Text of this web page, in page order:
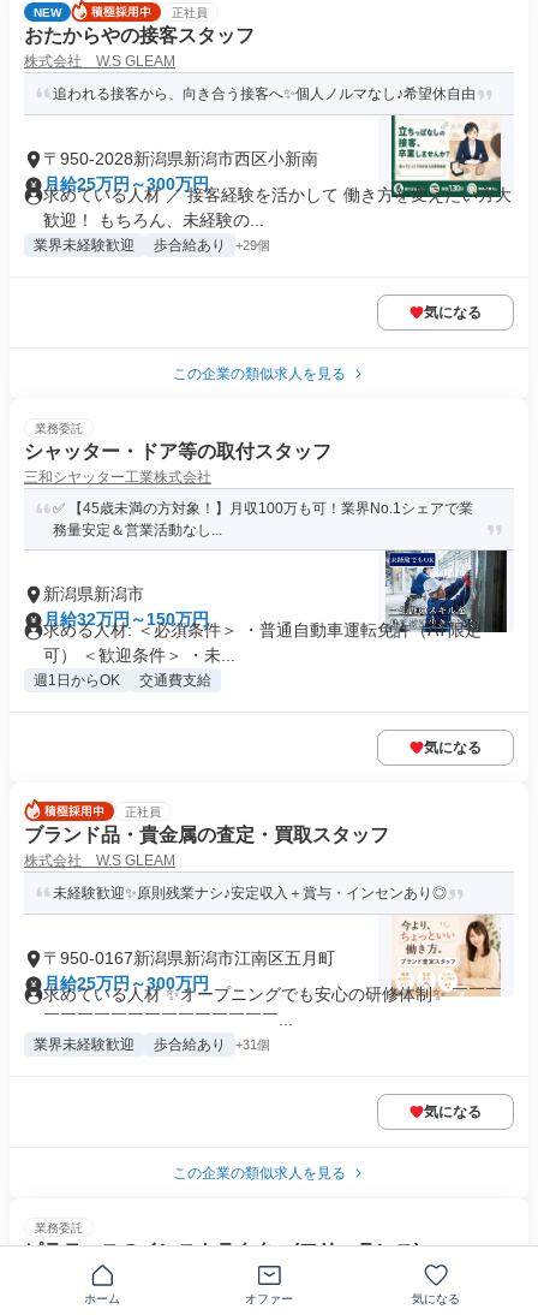
NEW 正社員
おたからやの接客スタッフ
株式会社 W.S GLEAM
追われる接客から、向き合う接客へ✨個人ノルマなし♪希望休自由
〒950-2028新潟県新潟市西区小新南
月給25万円～300万円
求めている人材 ／ 接客経験を活かして 働き方を変えたい方大
歓迎！ もちろん、未経験の...
業界未経験歓迎 歩合給あり +29個
気になる
この企業の類似求人を見る
業務委託
シャッター・ドア等の取付スタッフ
三和シヤッター工業株式会社
✅ 【45歳未満の方対象！】月収100万も可！業界No.1シェアで業
務量安定＆営業活動なし...
新潟県新潟市
月給32万円～150万円
求める人材: ＜必須条件＞ ・普通自動車運転免許（AT限定
可） ＜歓迎条件＞ ・未...
週1日からOK 交通費支給
気になる
正社員
ブランド品・貴金属の査定・買取スタッフ
株式会社 W.S GLEAM
未経験歓迎✨原則残業ナシ♪安定収入＋賞与・インセンあり◎
〒950-0167新潟県新潟市江南区五月町
月給25万円～300万円
求めている人材 ✨オープニングでも安心の研修体制✨ ￣￣￣
￣￣￣￣￣￣￣￣￣￣￣￣￣￣...
業界未経験歓迎 歩合給あり +31個
気になる
この企業の類似求人を見る
業務委託
ピラティスのインストラクター(フリーランス)
株式会社ZEN PLACE
【平日夕方/土日に活躍したい方歓迎】ピラティスインストラクタ
ホーム オファー 気になる